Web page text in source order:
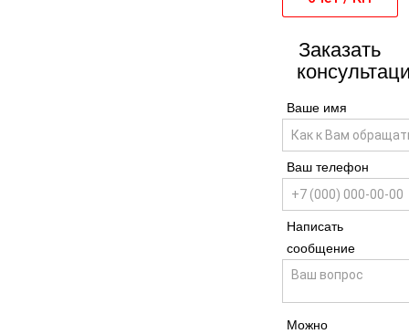
Заказать
Ваше имя
Ваш телефон
Написать
сообщение
Можно